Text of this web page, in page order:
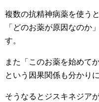
複数の抗精神病薬を使う
「どのお薬が原因なのか
す。
また「このお薬を始めて
という因果関係も分かり
そうなるとジスキネジア